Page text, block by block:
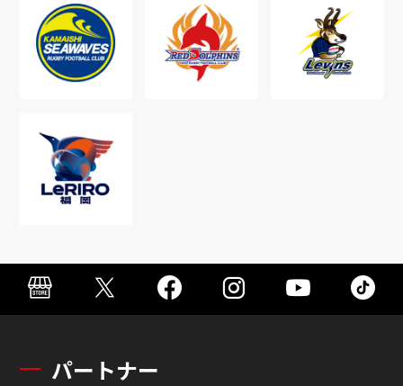
パートナー